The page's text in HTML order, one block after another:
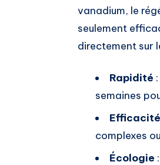
vanadium, le
seulement
directement sur
Rapidité
semaines
Efficacité
complexes
Écologie